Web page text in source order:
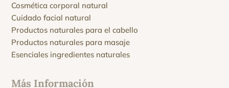
Cosmética corporal natural
Cuidado facial natural
Productos naturales para el cabello
Productos naturales para masaje
Esenciales ingredientes naturales
Más Información